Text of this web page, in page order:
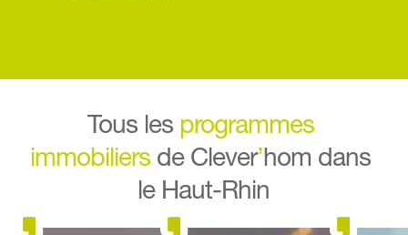
Tous les programmes
immobiliers de Clever’hom dans
le Haut-Rhin